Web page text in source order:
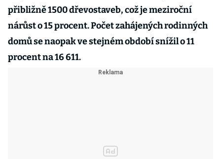
přibližně 1500 dřevostaveb, což je meziroční
nárůst o 15 procent. Počet zahájených rodinných
domů se naopak ve stejném období snížil o 11
procent na 16 611.